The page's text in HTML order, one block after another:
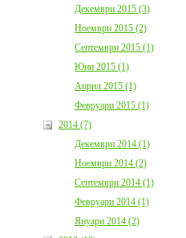
Декември 2015 (3)
Ноември 2015 (2)
Септември 2015 (1)
Юни 2015 (1)
Април 2015 (1)
Февруари 2015 (1)
2014 (7)
Декември 2014 (1)
Ноември 2014 (2)
Септември 2014 (1)
Февруари 2014 (1)
Януари 2014 (2)